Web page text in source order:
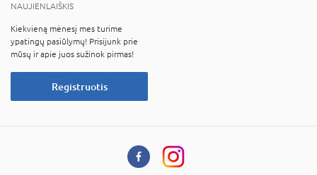
NAUJIENLAIŠKIS
Kiekvieną mėnesį mes turime
ypatingų pasiūlymų! Prisijunk prie
mūsų ir apie juos sužinok pirmas!
Registruotis